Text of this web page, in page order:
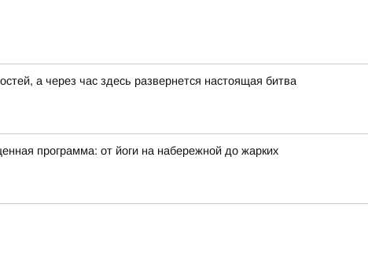
а через час здесь развернется настоящая битва
программа: от йоги на набережной до жарких